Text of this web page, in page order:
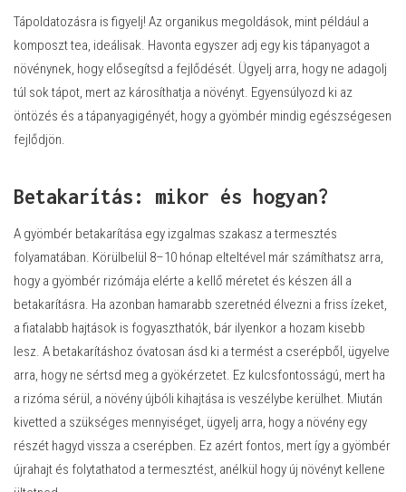
Tápoldatozásra is figyelj! Az organikus megoldások, mint például a
komposzt tea, ideálisak. Havonta egyszer adj egy kis tápanyagot a
növénynek, hogy elősegítsd a fejlődését. Ügyelj arra, hogy ne adagolj
túl sok tápot, mert az károsíthatja a növényt. Egyensúlyozd ki az
öntözés és a tápanyagigényét, hogy a gyömbér mindig egészségesen
fejlődjön.
Betakarítás: mikor és hogyan?
A gyömbér betakarítása egy izgalmas szakasz a termesztés
folyamatában. Körülbelül 8–10 hónap elteltével már számíthatsz arra,
hogy a gyömbér rizómája elérte a kellő méretet és készen áll a
betakarításra. Ha azonban hamarabb szeretnéd élvezni a friss ízeket,
a fiatalabb hajtások is fogyaszthatók, bár ilyenkor a hozam kisebb
lesz. A betakarításhoz óvatosan ásd ki a termést a cserépből, ügyelve
arra, hogy ne sértsd meg a gyökérzetet. Ez kulcsfontosságú, mert ha
a rizóma sérül, a növény újbóli kihajtása is veszélybe kerülhet. Miután
kivetted a szükséges mennyiséget, ügyelj arra, hogy a növény egy
részét hagyd vissza a cserépben. Ez azért fontos, mert így a gyömbér
újrahajt és folytathatod a termesztést, anélkül hogy új növényt kellene